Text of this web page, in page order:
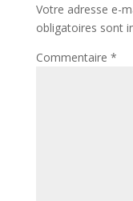
Votre adresse e-
obligatoires sont
Commentaire *